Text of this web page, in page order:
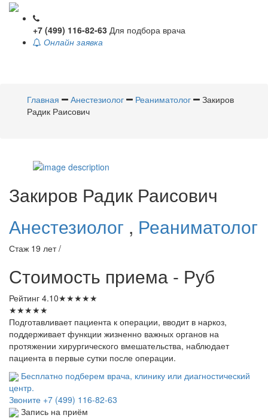
+7 (499) 116-82-63 Для подбора врача
Онлайн заявка
Главная
Анестезиолог Реаниматолог
Закиров
Радик Раисович
Закиров Радик Раисович
Анестезиолог , Реаниматолог
Стаж 19 лет /
Стоимость приема - Руб
Рейтинг 4.10★★★★★
★★★★★
Подготавливает пациента к операции, вводит в наркоз,
поддерживает функции жизненно важных органов на
протяжении хирургического вмешательства, наблюдает
пациента в первые сутки после операции.
Бесплатно подберем врача, клинику или диагностический
центр.
Звоните +7 (499) 116-82-63
Запись на приём